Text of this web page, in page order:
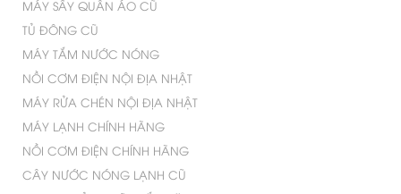
MÁY SẤY QUẦN ÁO CŨ
TỦ ĐÔNG CŨ
MÁY TẮM NƯỚC NÓNG
NỒI CƠM ĐIỆN NỘI ĐỊA NHẬT
MÁY RỬA CHÉN NỘI ĐỊA NHẬT
MÁY LẠNH CHÍNH HÃNG
NỒI CƠM ĐIỆN CHÍNH HÃNG
CÂY NƯỚC NÓNG LẠNH CŨ